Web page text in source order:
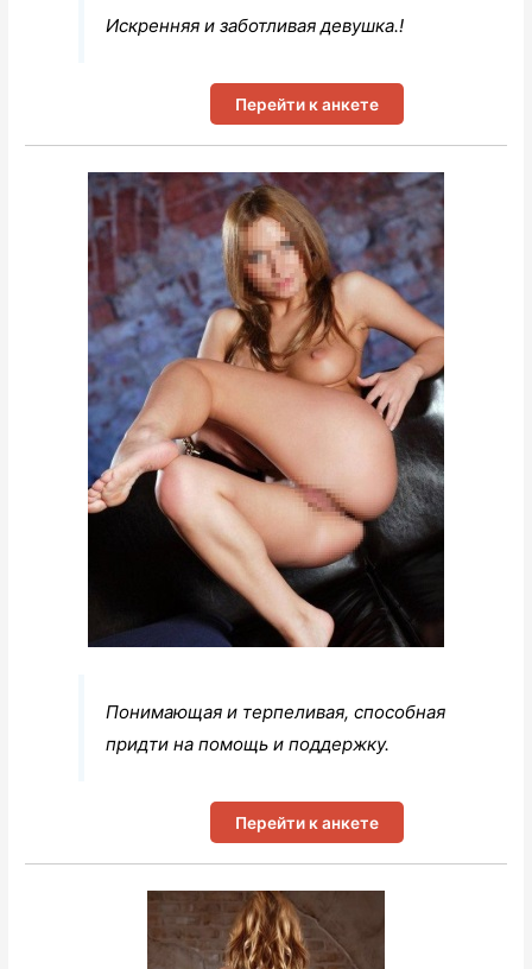
Искренняя и заботливая девушка.!
Перейти к анкете
Понимающая и терпеливая, способная
придти на помощь и поддержку.
Перейти к анкете